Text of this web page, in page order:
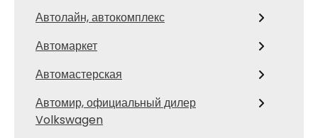
Автолайн, автокомплекс
Автомаркет
Автомастерская
Автомир, официальный дилер
Volkswagen